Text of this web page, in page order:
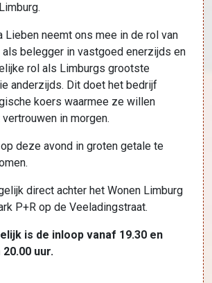
Lieben neemt ons mee in de rol van
als belegger in vastgoed enerzijds en
rol als Limburgs grootste
anderzijds. Dit doet het bedrijf
koers waarmee ze willen
in morgen.
deze avond in groten getale te
direct achter het Wonen Limburg
P+R op de Veeladingstraat.
is de inloop vanaf 19.30 en
uur.